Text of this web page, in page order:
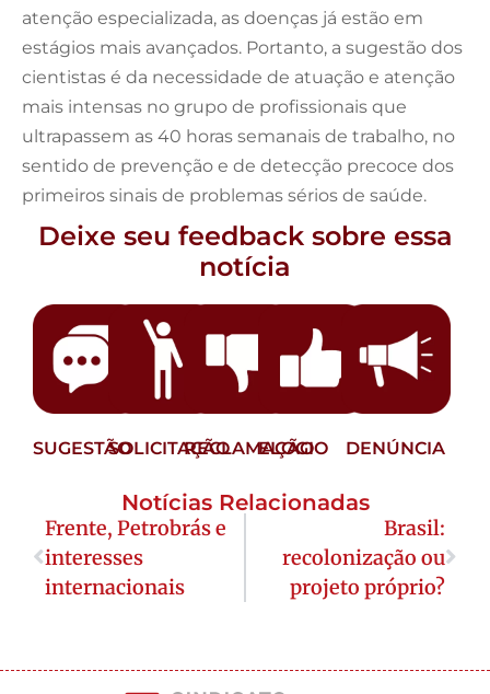
atenção especializada, as doenças já estão em
estágios mais avançados. Portanto, a sugestão dos
cientistas é da necessidade de atuação e atenção
mais intensas no grupo de profissionais que
ultrapassem as 40 horas semanais de trabalho, no
sentido de prevenção e de detecção precoce dos
primeiros sinais de problemas sérios de saúde.
Deixe seu feedback sobre essa
notícia
SUGESTÃOSOLICITAÇÃORECLAMAÇÃO
ELOGIO DENÚNCIA
Notícias Relacionadas
Frente, Petrobrás e
interesses
internacionais
Brasil:
recolonização ou
projeto próprio?